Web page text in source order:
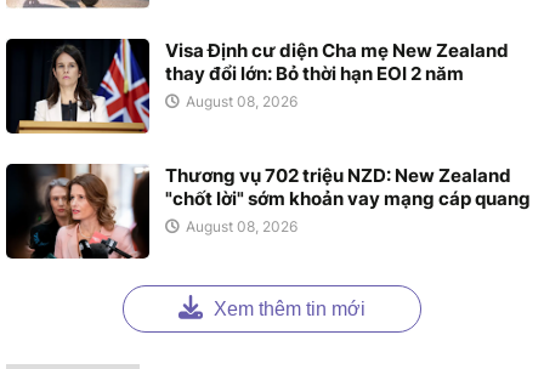
Visa Định cư diện Cha mẹ New Zealand
thay đổi lớn: Bỏ thời hạn EOI 2 năm
August 08, 2026
Thương vụ 702 triệu NZD: New Zealand
"chốt lời" sớm khoản vay mạng cáp quang
August 08, 2026
Xem thêm tin mới